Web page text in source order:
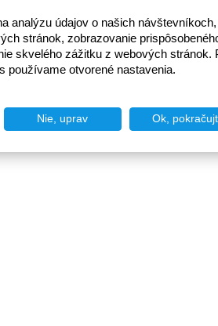
analýzu údajov o našich
stránok, zobrazovanie
skvelého zážitku z webových stránok.
používame otvorené nastavenia.
Nie, uprav Ok,